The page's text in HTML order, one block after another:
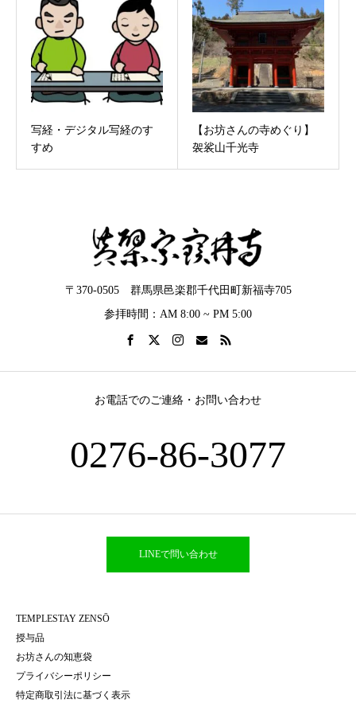
写経・デジタル写経のす
すめ
【お坊さんの寺めぐり】
袈裟山千光寺
〒370-0505 群馬県邑楽郡千代田町新福寺705
参拝時間：AM 8:00 ~ PM 5:00
お電話でのご連絡・お問い合わせ
0276-86-3077
LINEで問い合わせ
TEMPLESTAY ZENSŌ
授与品
お坊さんの知恵袋
プライバシーポリシー
特定商取引法に基づく表示